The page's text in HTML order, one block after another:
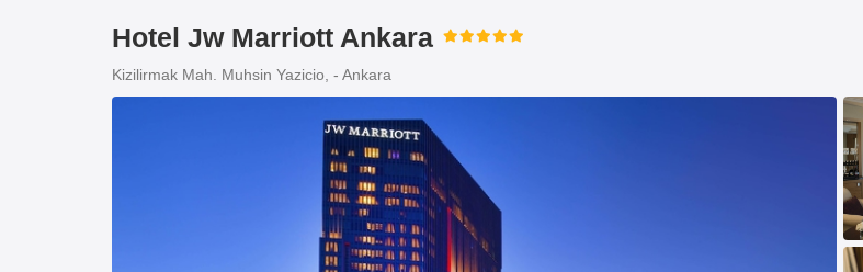
Hotel Jw Marriott Ankara
Kizilirmak Mah. Muhsin Yazicio, - Ankara